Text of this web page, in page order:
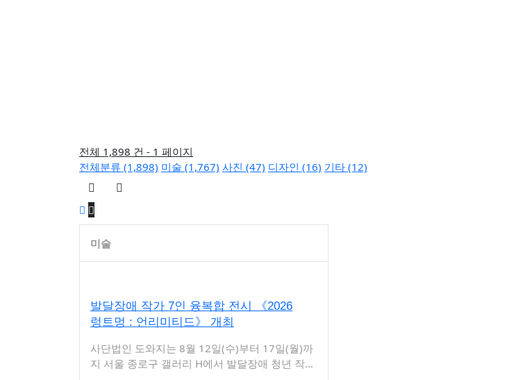
전체 1,898 건 - 1 페이지
전체분류 (1,898) 미술 (1,767) 사진 (47) 디자인 (16) 기타 (12)
미술
발달장애 작가 7인 융복합 전시 《2026
렁트멍 : 언리미티드》 개최
사단법인 도와지는 8월 12일(수)부터 17일(월)까
지 서울 종로구 갤러리 H에서 발달장애 청년 작가